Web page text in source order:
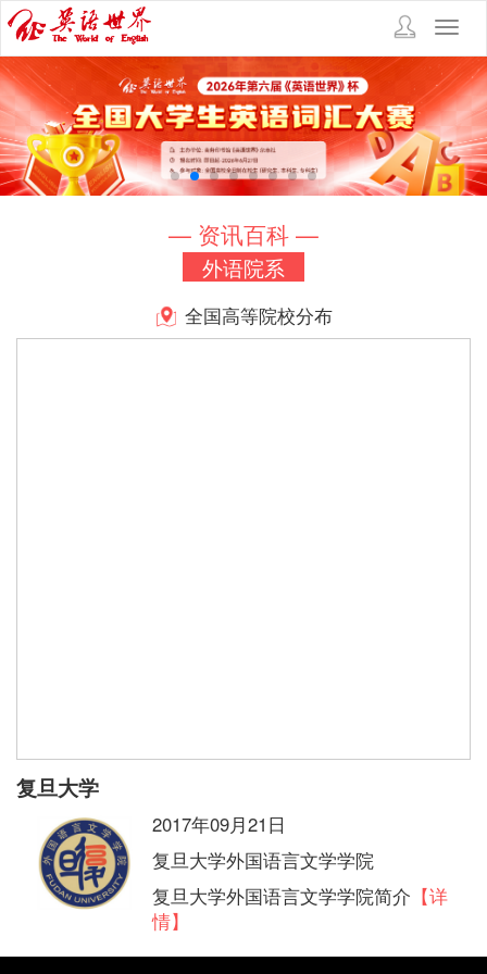
— 资讯百科 —
外语院系
全国高等院校分布
复旦大学
2017年09月21日
复旦大学外国语言文学学院
复旦大学外国语言文学学院简介 【详
情】